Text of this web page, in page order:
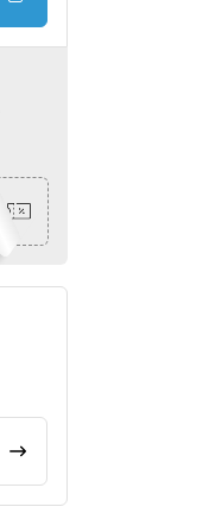
CALCULAR FRETE